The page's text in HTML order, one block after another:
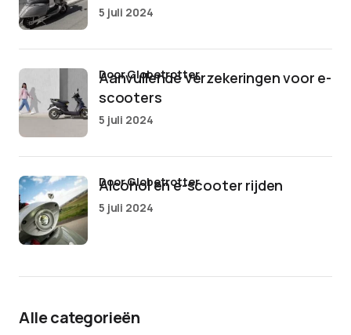
5 juli 2024
Aanvullende verzekeringen voor e-
scooters
door Globetrotter
5 juli 2024
Alcohol en e-scooter rijden
door Globetrotter
5 juli 2024
Alle categorieën